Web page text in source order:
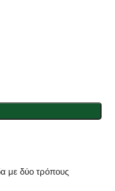
με δύο τρόπους